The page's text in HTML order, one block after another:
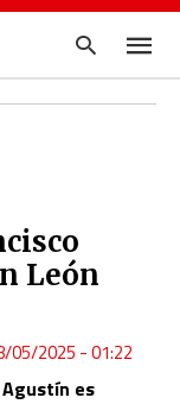
León
05/2025 - 01:22
es